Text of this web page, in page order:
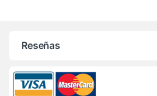
Reseñas